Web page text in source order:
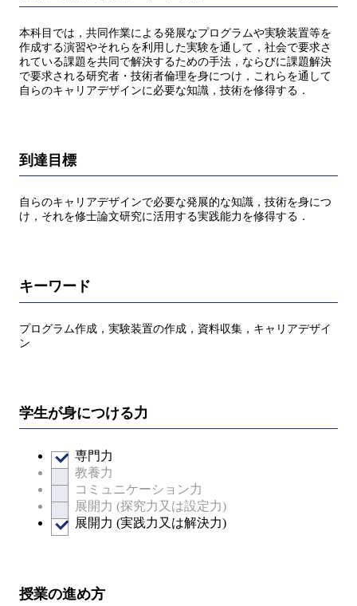
本科目では，共同作業による発展なプログラムや実験装置等を
作成する演習やそれらを利用した実験を通して，社会で要求さ
れている課題を共同で解決するための手法，ならびに課題解決
で要求される研究者・技術者倫理を身につけ，これらを通して
自らのキャリアデザインに必要な知識，技術を修得する．
到達目標
自らのキャリアデザインで必要な発展的な知識，技術を身につ
け，それを修士論文研究に活用する実践能力を修得する．
キーワード
プログラム作成，実験装置の作成，資料収集，キャリアデザイ
ン
学生が身につける力
専門力
教養力
コミュニケーション力
展開力 (探究力又は設定力)
展開力 (実践力又は解決力)
授業の進め方